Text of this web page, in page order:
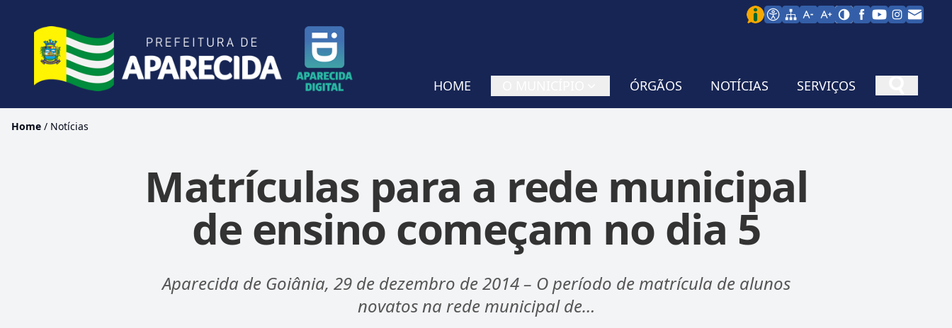
HOME ÓRGÃOS NOTÍCIAS SERVIÇOS
Home / Notícias
Matrículas para a rede municipal
de ensino começam no dia 5
Aparecida de Goiânia, 29 de dezembro de 2014 – O período de matrícula de alunos
novatos na rede municipal de…